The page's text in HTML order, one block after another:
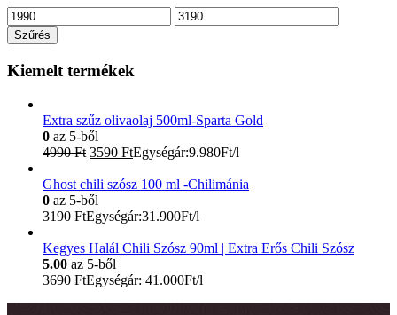
Min
ár
Max
ár
Szűrés
Kiemelt termékek
Extra szűz olivaolaj 500ml-Sparta Gold
0 az 5-ből
4990Ft Original
was:
4990 Ft.
3590 FtCurrent
is:
Egységár:9.980Ft/l
Ghost chili szósz 100 ml -Chilimánia
0 az 5-ből
3190 FtEgységár:31.900Ft/l
Kegyes Halál Chili Szósz 90ml | Extra Erős Chili Szósz
5.00 az 5-ből
3690 FtEgységár: 41.000Ft/l